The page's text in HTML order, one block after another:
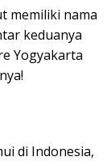
memiliki nama
keduanya
Yogyakarta
di Indonesia,